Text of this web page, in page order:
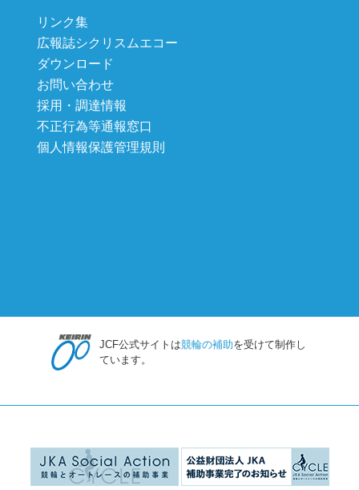
リンク集
広報誌シクリスムエコー
ダウンロード
お問い合わせ
採用・調達情報
不正行為等通報窓口
個人情報保護管理規則
JCF公式サイトは競輪の補助を受けて制作し
ています。